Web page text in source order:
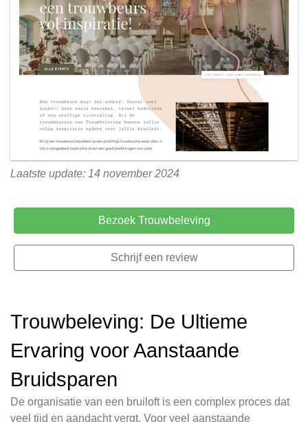
Laatste update: 14 november 2024
Bezoek Trouwbeleving
Schrijf een review
Trouwbeleving: De Ultieme
Ervaring voor Aanstaande
Bruidsparen
De organisatie van een bruiloft is een complex proces dat
veel tijd en aandacht vergt. Voor veel aanstaande